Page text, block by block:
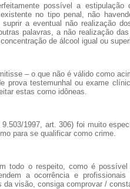
possível a
no tipo penal, não
suprir a eventual não realização
palavras, a não realização
de álcool igual ou
– o que não é válido como
prova testemunhal ou exame
estas como idôneas.
1997, art. 306) foi muito
para se qualificar como crime.
todo o respeito, como é
a ocorrência e
da visão, consiga comprovar /